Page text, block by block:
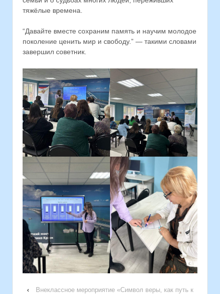
тяжёлые времена.
“Давайте вместе сохраним память и научим молодое
поколение ценить мир и свободу.” — такими словами
завершил советник.
‹
Внеклассное мероприятие «Символ веры, как путь к